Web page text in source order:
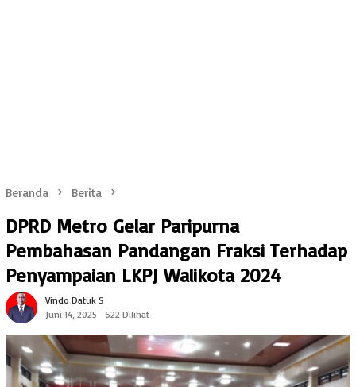
Beranda Berita
DPRD Metro Gelar Paripurna
Pembahasan Pandangan Fraksi Terhadap
Penyampaian LKPJ Walikota 2024
Vindo Datuk S
Juni 14, 2025
622 Dilihat